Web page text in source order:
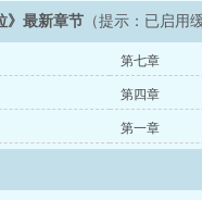
》最新章节 （提示：已启用
第七章
第四章
第一章